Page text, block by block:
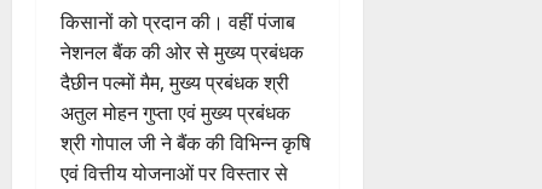
किसानों को प्रदान की। वहीं पंजाब
नेशनल बैंक की ओर से मुख्य प्रबंधक
दैछीन पल्मों मैम, मुख्य प्रबंधक श्री
अतुल मोहन गुप्ता एवं मुख्य प्रबंधक
श्री गोपाल जी ने बैंक की विभिन्न कृषि
एवं वित्तीय योजनाओं पर विस्तार से